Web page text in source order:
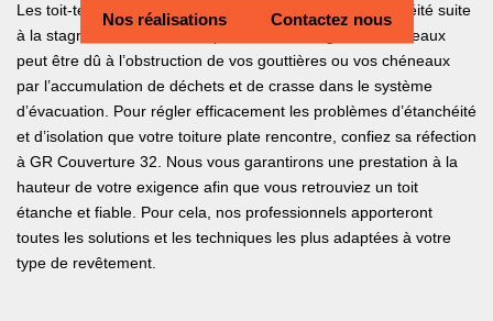
Nos réalisations Contactez nous
Les toit-terrasses peuvent subir des problèmes d’étanchéité suite
à la stagnation des eaux de pluies. Cette stagnation des eaux
peut être dû à l’obstruction de vos gouttières ou vos chéneaux
par l’accumulation de déchets et de crasse dans le système
d’évacuation. Pour régler efficacement les problèmes d’étanchéité
et d’isolation que votre toiture plate rencontre, confiez sa réfection
à GR Couverture 32. Nous vous garantirons une prestation à la
hauteur de votre exigence afin que vous retrouviez un toit
étanche et fiable. Pour cela, nos professionnels apporteront
toutes les solutions et les techniques les plus adaptées à votre
type de revêtement.